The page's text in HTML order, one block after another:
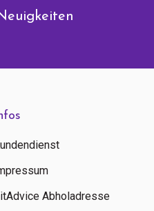
Abholadresse